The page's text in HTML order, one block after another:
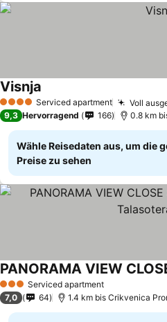
4 Sterne Serviced apartment Voll
Visnja
9,3 Hervorragend 166 0.8 km
Wähle Reisedaten aus, um die
Preise zu sehen
3 SterneServiced apartment
7,0 64 1.4 km bis Crikvenica